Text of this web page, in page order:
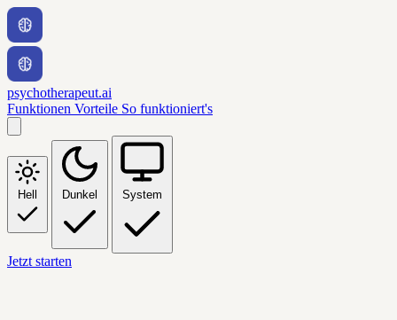
psychotherapeut.ai
Funktionen Vorteile So funktioniert's
Hell Dunkel System
Jetzt starten